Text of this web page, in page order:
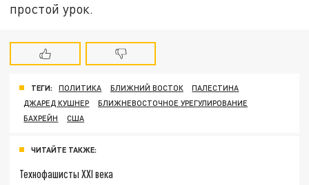
простой урок.
ТЕГИ: ПОЛИТИКА БЛИЖНИЙ ВОСТОК
ПАЛЕСТИНА
ДЖАРЕД КУШНЕР
БЛИЖНЕВОСТОЧНОЕ УРЕГУЛИРОВАНИЕ
БАХРЕЙН
США
ЧИТАЙТЕ ТАКЖЕ:
Технофашисты XXI века